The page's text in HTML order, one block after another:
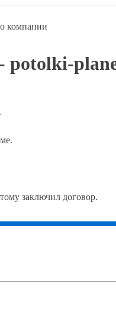
компании
potolki-
заключил договор.